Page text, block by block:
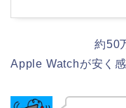
約50
Apple Watchが安く感